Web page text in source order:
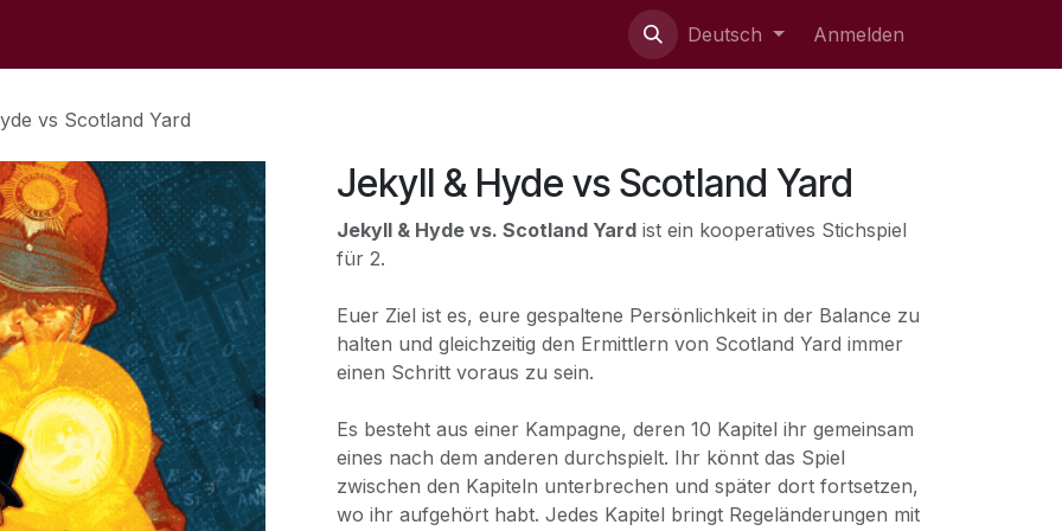
Deutsch Anmelden
vs Scotland Yard
Jekyll & Hyde vs Scotland Yard
Jekyll & Hyde vs. Scotland Yard ist ein kooperatives Stichspiel
für 2.
Euer Ziel ist es, eure gespaltene Persönlichkeit in der Balance zu
halten und gleichzeitig den Ermittlern von Scotland Yard immer
einen Schritt voraus zu sein.
Es besteht aus einer Kampagne, deren 10 Kapitel ihr gemeinsam
eines nach dem anderen durchspielt. Ihr könnt das Spiel
zwischen den Kapiteln unterbrechen und später dort fortsetzen,
wo ihr aufgehört habt. Jedes Kapitel bringt Regeländerungen mit